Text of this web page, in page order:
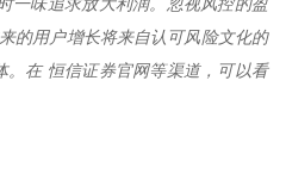
一味追求放大利润。忽视风控的盈
的用户增长将来自认可风险文化的
。在 恒信证券官网等渠道，可以看